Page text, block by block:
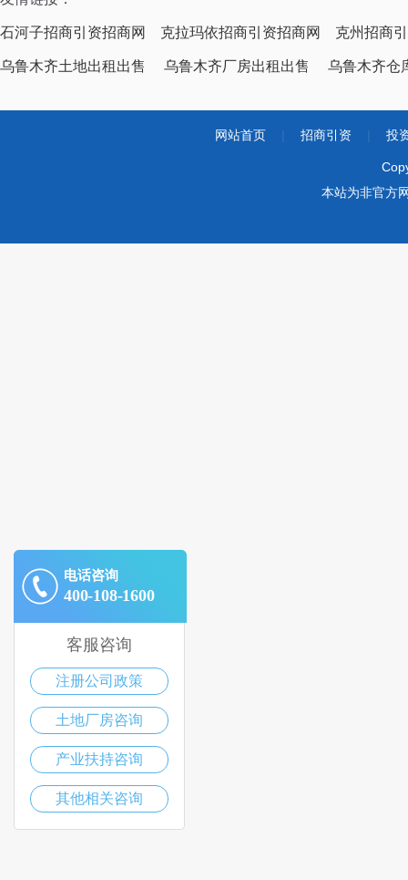
石河子招商引资招商网 克拉玛依招商引资招商网 克州招商
乌鲁木齐土地出租出售 乌鲁木齐厂房出租出售 乌鲁木齐仓
网站首页 招商引资 投
本站为非官方
电话咨询
400-108-1600
客服咨询
注册公司政策
土地厂房咨询
产业扶持咨询
其他相关咨询